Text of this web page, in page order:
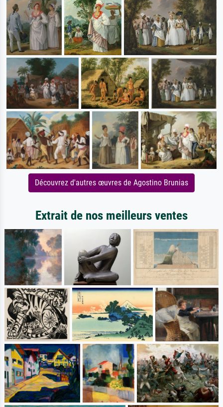
Découvrez d'autres œuvres de Agostino Brunias
Extrait de nos meilleurs ventes